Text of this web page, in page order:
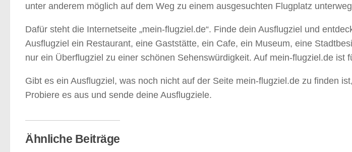
unter anderem möglich auf dem Weg zu einem ausgesuchten Flugplatz
Dafür steht die Internetseite „mein-flugziel.de“. Finde dein Ausflugziel und
Ausflugziel ein Restaurant, eine Gaststätte, ein Cafe, ein Museum, eine
nur ein Überflugziel zu einer schönen Sehenswürdigkeit. Auf mein-flugziel.de
Gibt es ein Ausflugziel, was noch nicht auf der Seite mein-flugziel.de zu finden
Probiere es aus und sende deine Ausflugziele.
Ähnliche Beiträge